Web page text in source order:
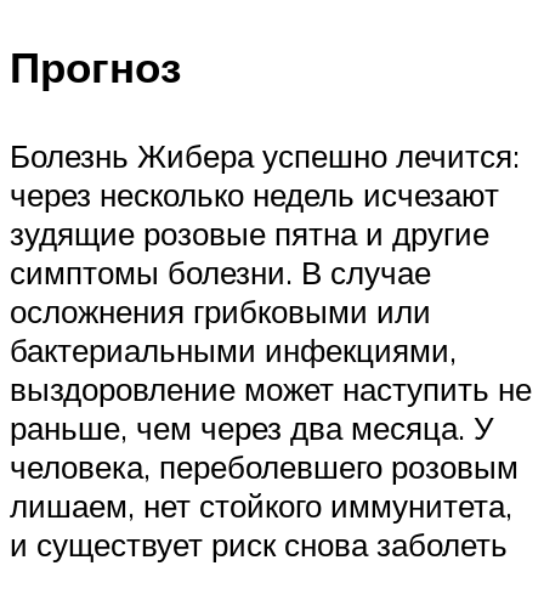
Прогноз
Болезнь Жибера успешно лечится:
через несколько недель исчезают
зудящие розовые пятна и другие
симптомы болезни. В случае
осложнения грибковыми или
бактериальными инфекциями,
выздоровление может наступить не
раньше, чем через два месяца. У
человека, переболевшего розовым
лишаем, нет стойкого иммунитета,
и существует риск снова заболеть